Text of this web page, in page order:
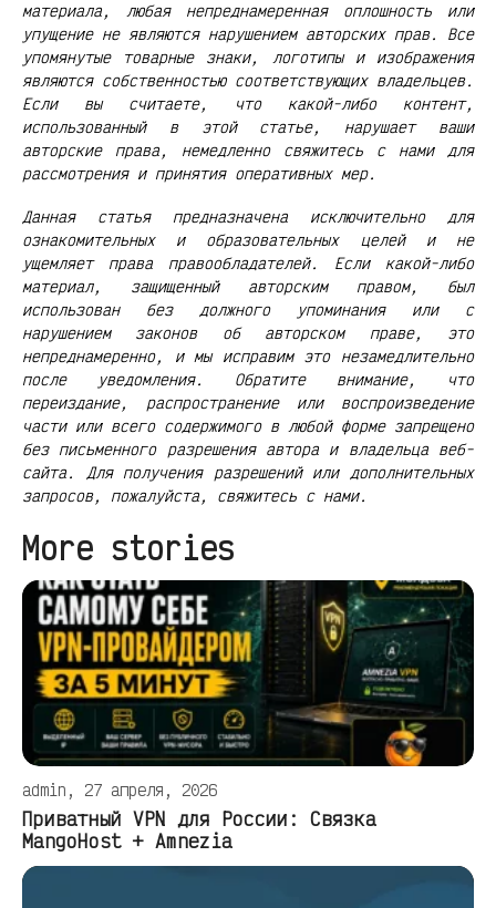
материала, любая непреднамеренная оплошность или
упущение не являются нарушением авторских прав. Все
упомянутые товарные знаки, логотипы и изображения
являются собственностью соответствующих владельцев.
Если вы считаете, что какой-либо контент,
использованный в этой статье, нарушает ваши
авторские права, немедленно свяжитесь с нами для
рассмотрения и принятия оперативных мер.
Данная статья предназначена исключительно для
ознакомительных и образовательных целей и не
ущемляет права правообладателей. Если какой-либо
материал, защищенный авторским правом, был
использован без должного упоминания или с
нарушением законов об авторском праве, это
непреднамеренно, и мы исправим это незамедлительно
после уведомления. Обратите внимание, что
переиздание, распространение или воспроизведение
части или всего содержимого в любой форме запрещено
без письменного разрешения автора и владельца веб-
сайта. Для получения разрешений или дополнительных
запросов, пожалуйста, свяжитесь с нами.
More stories
admin, 27 апреля, 2026
Приватный VPN для России: Связка
MangoHost + Amnezia